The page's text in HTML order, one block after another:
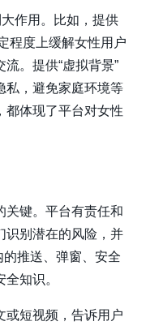
作用。比如，提供
程度上缓解女性用户
。提供“虚拟背景”
私，避免家庭环境等
都体现了平台对女性
关键。平台有责任和
识别潜在的风险，并
推送、弹窗、安全
知识。
或短视频，告诉用户